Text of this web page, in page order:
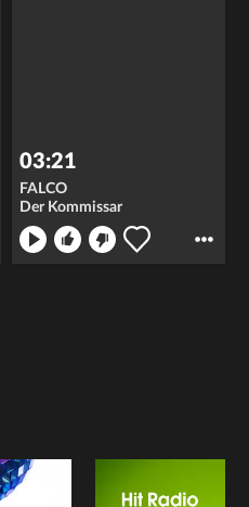
03:21
FALCO
Der Kommissar